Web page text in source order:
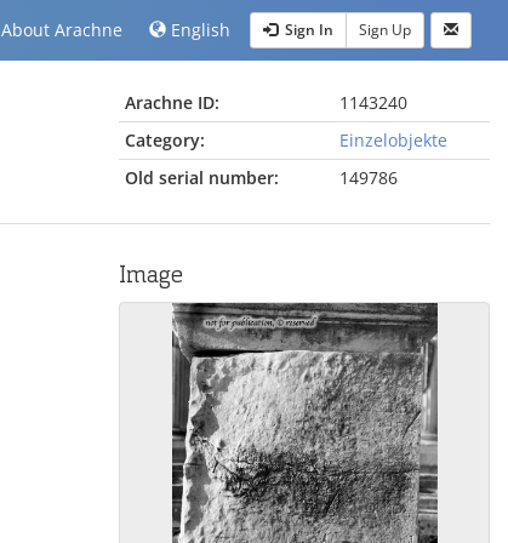
About Arachne English Sign In Sign Up
Arachne ID:
1143240
Category:
Einzelobjekte
Old serial number:
149786
Image